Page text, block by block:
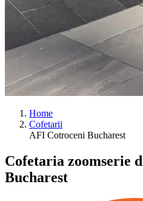
Home
Cofetarii
AFI Cotroceni Bucharest
Cofetaria zoomserie
Bucharest